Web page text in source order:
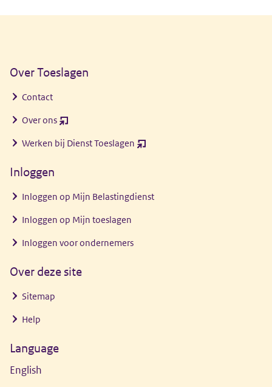
Over Toeslagen
Contact
Over ons (opent
venster)
Werken bij Dienst Toeslagen (opent
Inloggen
Inloggen op Mijn Belastingdienst
Inloggen op Mijn toeslagen
Inloggen voor ondernemers
Over deze site
Sitemap
Help
Language
English